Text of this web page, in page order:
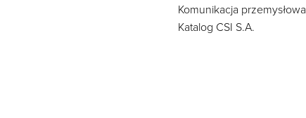
Komunikacja przemysłowa
Katalog CSI S.A.